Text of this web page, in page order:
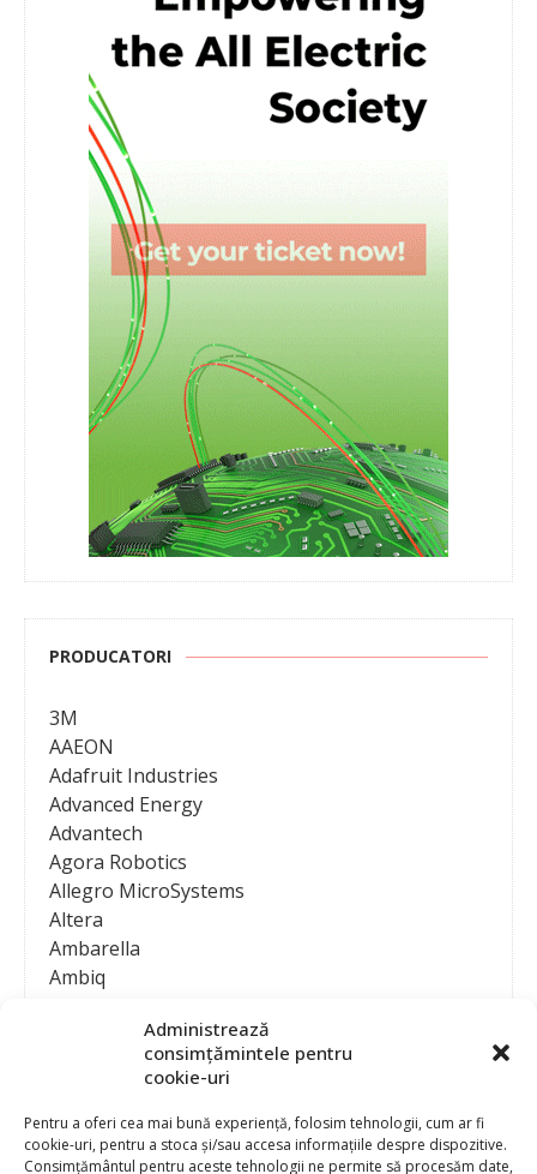
Administrează
consimțămintele pentru
cookie-uri
Pentru a oferi cea mai bună experiență, folosim tehnologii, cum ar fi
cookie-uri, pentru a stoca și/sau accesa informațiile despre dispozitive.
Consimțământul pentru aceste tehnologii ne permite să procesăm date,
PRODUCATORI
3M
AAEON
Adafruit Industries
Advanced Energy
Advantech
Agora Robotics
Allegro MicroSystems
Altera
Ambarella
Ambiq
Analog Devices
Anritsu Corporation
Ansys
APS